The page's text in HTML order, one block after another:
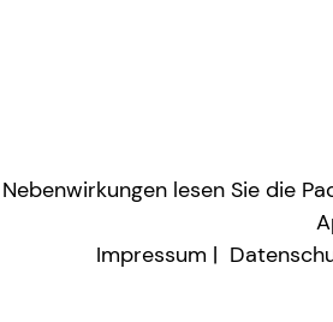
lesen Sie die
Impressum